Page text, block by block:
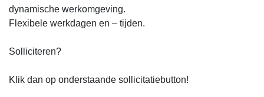
dynamische werkomgeving.
Flexibele werkdagen en – tijden.
Solliciteren?
Klik dan op onderstaande sollicitatiebutton!